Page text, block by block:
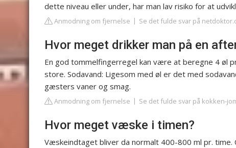
dette niveau eller under, har man lav risiko for at
Anmodning om fjernelse Se det fulde svar på
Hvor meget drikker man på en
En god tommelfingerregel kan være at beregne 4 øl
store. Sodavand: Ligesom med øl er det med
gæsters vaner og smag.
Anmodning om fjernelse Se det fulde svar på kokken-
Hvor meget væske i timen?
Væskeindtaget bliver da normalt 400-800 ml pr.